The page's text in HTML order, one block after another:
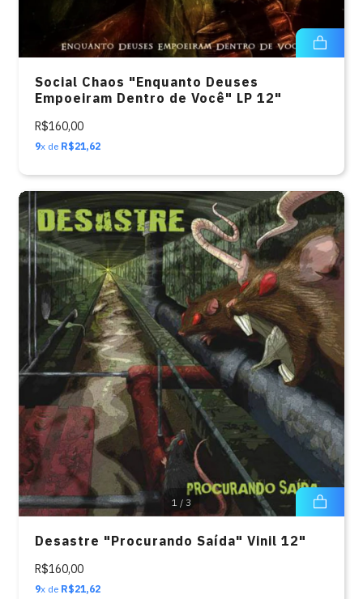
Social Chaos "Enquanto Deuses
Empoeiram Dentro de Você" LP 12"
R$160,00
9x de R$21,62
1 / 3
Desastre "Procurando Saída" Vinil 12"
R$160,00
9x de R$21,62